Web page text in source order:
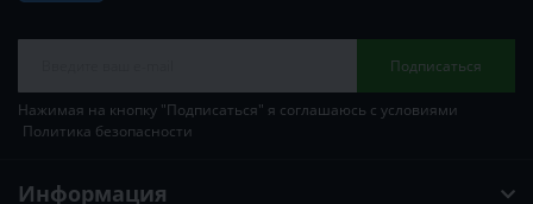
Подписаться
Нажимая на кнопку "Подписаться" я соглашаюсь с условиями
Политика безопасности
Информация